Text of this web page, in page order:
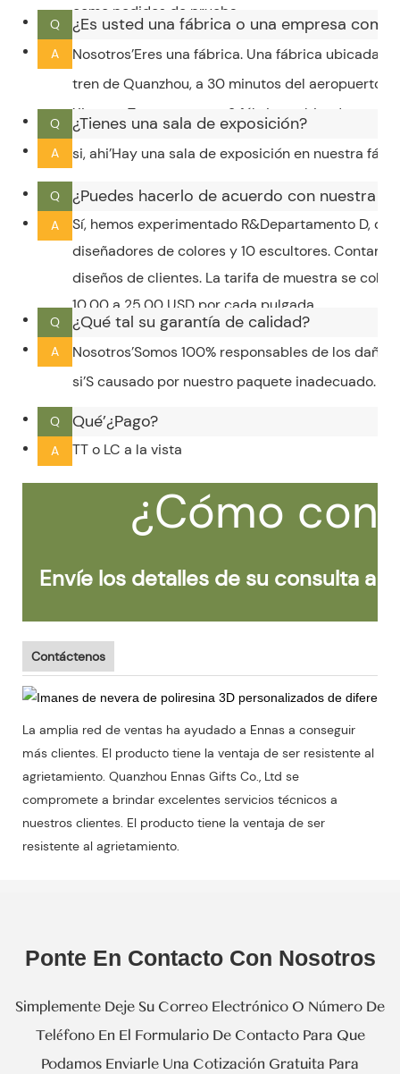
como pedidos de prueba.
Q ¿Es usted una fábrica o una empresa
A
Nosotros’Eres una fábrica. Una fábrica ubicada
tren de Quanzhou, a 30 minutos del aeropuerto
Xiamen. Tenemos otras 2 fábricas ubicadas en la
Q ¿Tienes una sala de exposición?
A si, ahi’Hay una sala de exposición en nuestra
Q ¿Puedes hacerlo de acuerdo con nuestra
A
Sí, hemos experimentado R&Departamento D,
diseñadores de colores y 10 escultores.
diseños de clientes. La tarifa de muestra se
10,00 a 25,00 USD por cada pulgada.
Q ¿Qué tal su garantía de calidad?
A
Nosotros’Somos 100% responsables de los
si’S causado por nuestro paquete inadecuado.
Q Qué’¿Pago?
A TT o LC a la vista
¿Cómo
Envíe los detalles de su consulta a
Contáctenos
La amplia red de ventas ha ayudado a Ennas a conseguir
más clientes. El producto tiene la ventaja de ser resistente al
agrietamiento. Quanzhou Ennas Gifts Co., Ltd se
compromete a brindar excelentes servicios técnicos a
nuestros clientes. El producto tiene la ventaja de ser
resistente al agrietamiento.
Ponte En Contacto Con Nosotros
Simplemente Deje Su Correo Electrónico O Número De
Teléfono En El Formulario De Contacto Para Que
Podamos Enviarle Una Cotización Gratuita Para